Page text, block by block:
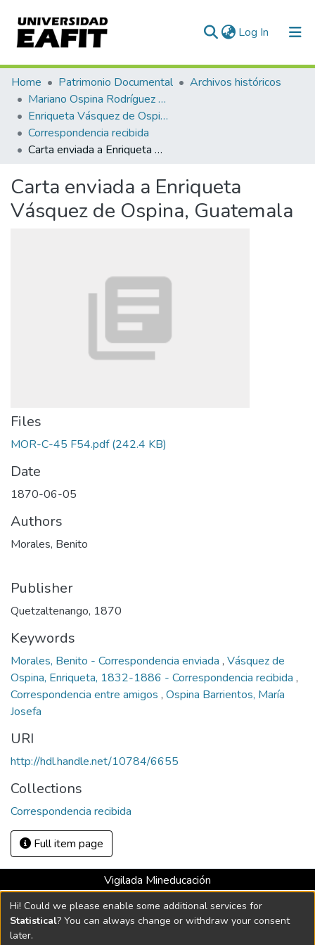
Log In (current)
Communities & Collections
All of DSpace
Statistics
Home Patrimonio Documental
Archivos históricos
Mariano Ospina Rodríguez (1826 -1912)
Enriqueta Vásquez de Ospina
Correspondencia recibida
Carta enviada a Enriqueta Vásquez de Ospina, Guatemala
Carta enviada a Enriqueta
Vásquez de Ospina, Guatemala
Files
MOR-C-45 F54.pdf(242.4 KB)
Date
1870-06-05
Authors
Morales, Benito
Publisher
Quetzaltenango, 1870
Keywords
Morales, Benito - Correspondencia enviada , Vásquez de
Ospina, Enriqueta, 1832-1886 - Correspondencia recibida ,
Correspondencia entre amigos , Ospina Barrientos, María
Josefa
URI
http://hdl.handle.net/10784/6655
Collections
Correspondencia recibida
Full item page
Vigilada Mineducación
Universidad con Acreditación Institucional hasta 2026 -
Resolución MEN 2158 de 2018
Hi! Could we please enable some additional services for
Statistical? You can always change or withdraw your consent
later.